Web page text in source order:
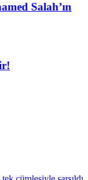
Salah’ın